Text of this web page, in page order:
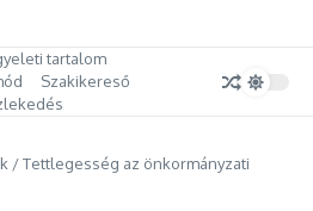
tartalom
Szakikereső
/Tettlegesség az önkormányzati